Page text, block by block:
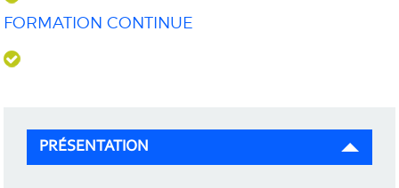
FORMATION CONTINUE
PRÉSENTATION